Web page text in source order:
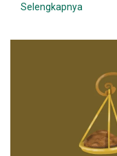
Selengkapnya